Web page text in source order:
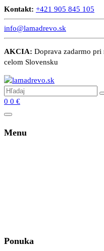
Kontakt: +421 905 845 105
info@lamadrevo.sk
AKCIA: Doprava zadarmo pri
celom Slovensku
0 0 €
Menu
Ponuka